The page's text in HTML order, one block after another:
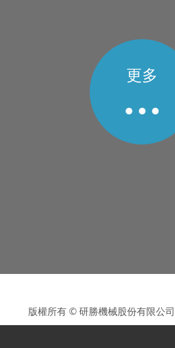
更多
更多
更多
版權所有 © 研勝機械股份有限公司